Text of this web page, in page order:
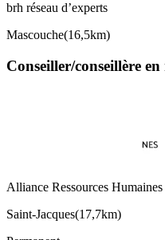
brh réseau d’experts
Mascouche(16,5km)
Conseiller/conseillère
Alliance Ressources
Saint-Jacques(17,7km)